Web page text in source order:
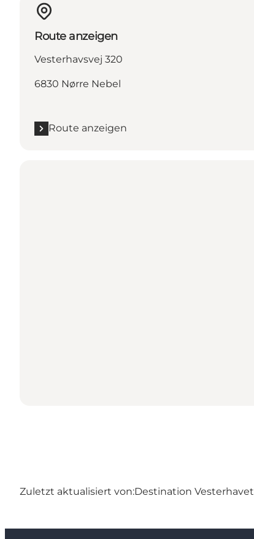
Route anzeigen
Vesterhavsvej 320
6830 Nørre Nebel
Route anzeigen
Zuletzt aktualisiert von:Destination Vesterhavet